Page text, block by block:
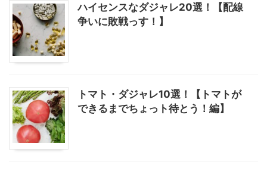
ハイセンスなダジャレ20選！【配線
争いに敗戦っす！】
トマト・ダジャレ10選！【トマトが
できるまでちょっト待とう！編】